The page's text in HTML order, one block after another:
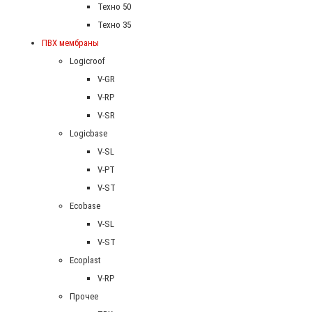
Техно 50
Техно 35
ПВХ мембраны
Logicroof
V-GR
V-RP
V-SR
Logicbase
V-SL
V-PT
V-ST
Ecobase
V-SL
V-ST
Ecoplast
V-RP
Прочее